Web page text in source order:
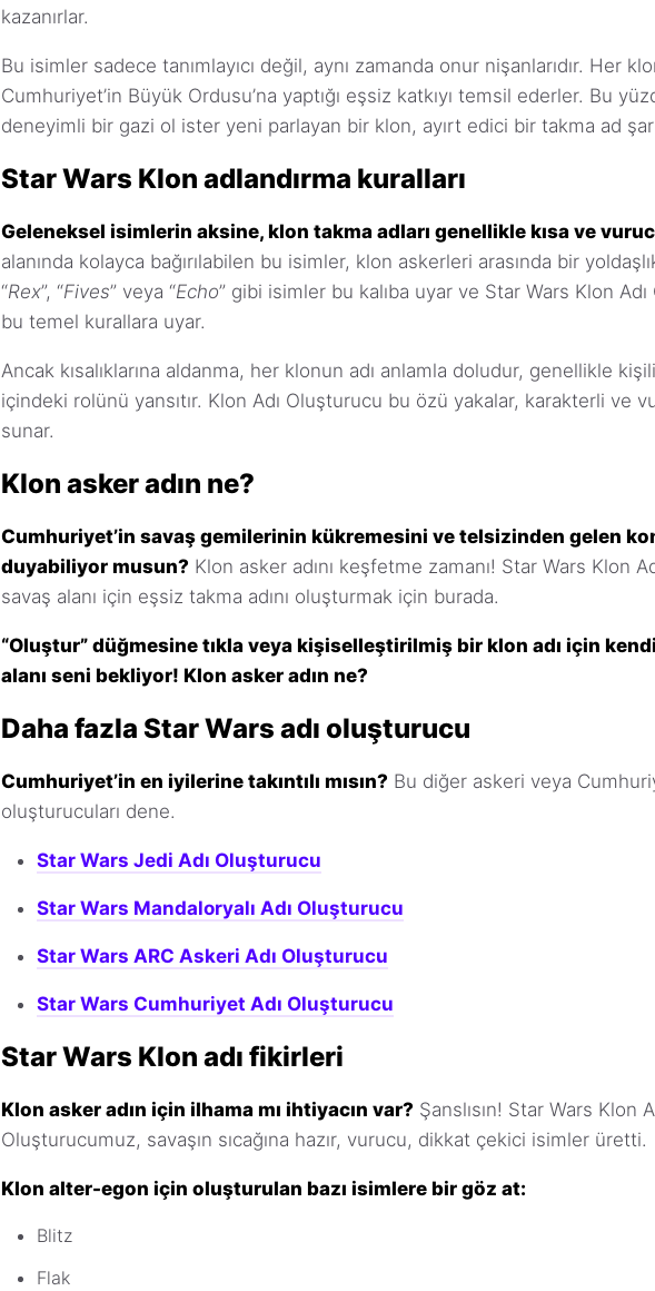
kazanırlar.
Bu isimler sadece tanımlayıcı değil, aynı zamanda onur nişanlarıdır. Her
Cumhuriyet’in Büyük Ordusu’na yaptığı eşsiz katkıyı temsil ederler. Bu
deneyimli bir gazi ol ister yeni parlayan bir klon, ayırt edici bir takma ad
Star Wars Klon adlandırma kuralları
Geleneksel isimlerin aksine, klon takma adları genellikle kısa ve
alanında kolayca bağırılabilen bu isimler, klon askerleri arasında bir
“Rex”, “Fives” veya “Echo” gibi isimler bu kalıba uyar ve Star Wars Klon
bu temel kurallara uyar.
Ancak kısalıklarına aldanma, her klonun adı anlamla doludur, genellikle
içindeki rolünü yansıtır. Klon Adı Oluşturucu bu özü yakalar, karakterli ve
sunar.
Klon asker adın ne?
Cumhuriyet’in savaş gemilerinin kükremesini ve telsizinden gelen
duyabiliyor musun? Klon asker adını keşfetme zamanı! Star Wars Klon
savaş alanı için eşsiz takma adını oluşturmak için burada.
“Oluştur” düğmesine tıkla veya kişiselleştirilmiş bir klon adı için kendi
alanı seni bekliyor! Klon asker adın ne?
Daha fazla Star Wars adı oluşturucu
Cumhuriyet’in en iyilerine takıntılı mısın? Bu diğer askeri veya
oluşturucuları dene.
Star Wars Jedi Adı Oluşturucu
Star Wars Mandaloryalı Adı Oluşturucu
Star Wars ARC Askeri Adı Oluşturucu
Star Wars Cumhuriyet Adı Oluşturucu
Star Wars Klon adı fikirleri
Klon asker adın için ilhama mı ihtiyacın var? Şanslısın! Star Wars Klon
Oluşturucumuz, savaşın sıcağına hazır, vurucu, dikkat çekici isimler üretti.
Klon alter-egon için oluşturulan bazı isimlere bir göz at:
Blitz
Flak